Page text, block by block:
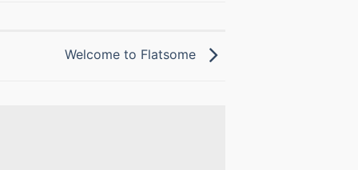
Welcome to Flatsome